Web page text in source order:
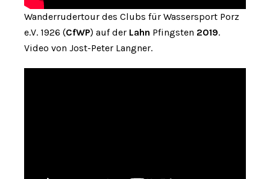
Wanderrudertour des Clubs für Wassersport Porz
e.V. 1926 (CfWP) auf der Lahn Pfingsten 2019.
Video von Jost-Peter Langner.